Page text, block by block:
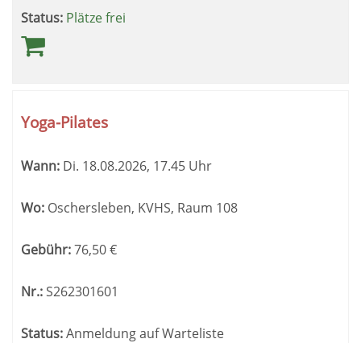
Status: Plätze frei
Yoga-Pilates
Wann: Di. 18.08.2026, 17.45 Uhr
Wo: Oschersleben, KVHS, Raum 108
Gebühr:76,50€
Nr.:S262301601
Status:Anmeldung auf Warteliste